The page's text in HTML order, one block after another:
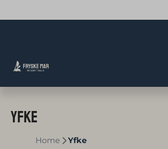
Yfke
Home Yfke